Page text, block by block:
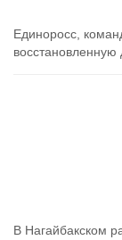
Единоросс,
восстановленную
В Нагайбакском